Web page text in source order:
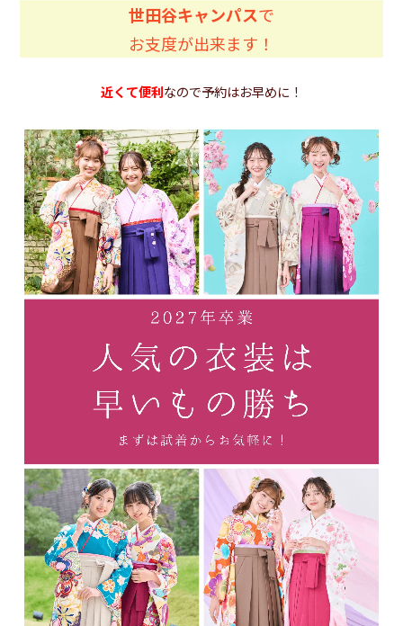
世田谷キャンパスで
お支度が出来ます！
近くて便利なので予約はお早めに！